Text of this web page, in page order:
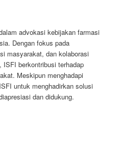
advokasi kebijakan farmasi
Dengan fokus pada
masyarakat, dan kolaborasi
ISFI berkontribusi terhadap
Meskipun menghadapi
untuk menghadirkan solusi
dan didukung.